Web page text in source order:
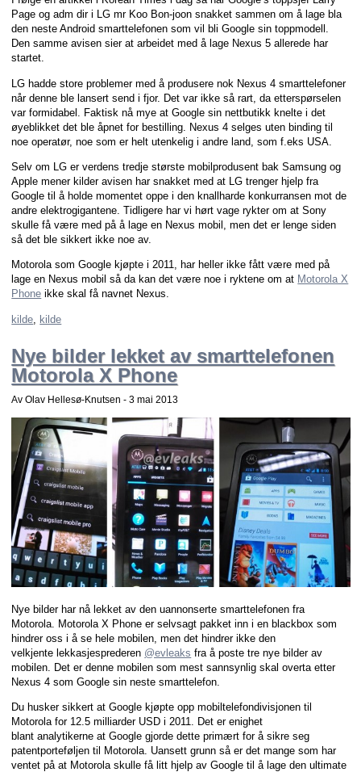
Page og adm dir i LG mr Koo Bon-joon snakket sammen om å lage bla
den neste Android smarttelefonen som vil bli Google sin toppmodell.
Den samme avisen sier at arbeidet med å lage Nexus 5 allerede har
startet.
LG hadde store problemer med å produsere nok Nexus 4 smarttelefoner
når denne ble lansert send i fjor. Det var ikke så rart, da etterspørselen
var formidabel. Faktisk nå mye at Google sin nettbutikk knelte i det
øyeblikket det ble åpnet for bestilling. Nexus 4 selges uten binding til
noe operatør, noe som er helt utenkelig i andre land, som f.eks USA.
Selv om LG er verdens tredje største mobilprodusent bak Samsung og
Apple mener kilder avisen har snakket med at LG trenger hjelp fra
Google til å holde momentet oppe i den knallharde konkurransen mot de
andre elektrogigantene. Tidligere har vi hørt vage rykter om at Sony
skulle få være med på å lage en Nexus mobil, men det er lenge siden
så det ble sikkert ikke noe av.
Motorola som Google kjøpte i 2011, har heller ikke fått være med på
lage en Nexus mobil så da kan det være noe i ryktene om at Motorola X
Phone ikke skal få navnet Nexus.
kilde kilde
Nye bilder lekket av smarttelefonen
Motorola X Phone
Av Olav Hellesø-Knutsen -3 mai 2013
Nye bilder har nå lekket av den uannonserte smarttelefonen fra
Motorola. Motorola X Phone er selvsagt pakket inn i en blackbox som
hindrer oss i å se hele mobilen, men det hindrer ikke den
velkjente lekkasjesprederen @evleaks fra å poste tre nye bilder av
mobilen. Det er denne mobilen som mest sannsynlig skal overta etter
Nexus 4 som Google sin neste smarttelefon.
Du husker sikkert at Google kjøpte opp mobiltelefondivisjonen til
Motorola for 12.5 milliarder USD i 2011. Det er enighet
blant analytikerne at Google gjorde dette primært for å sikre seg
patentporteføljen til Motorola. Uansett grunn så er det mange som har
ventet på at Motorola skulle få litt hjelp av Google til å lage den ultimate